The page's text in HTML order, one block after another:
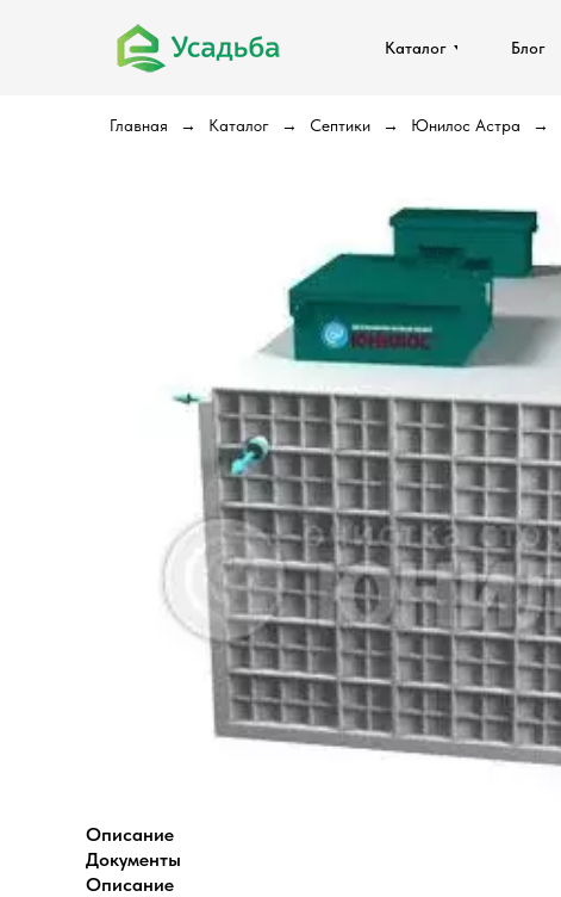
Каталог Блог
Каталог Блог
Главная Каталог Септики Юнилос Астра
Описание
Документы
Описание